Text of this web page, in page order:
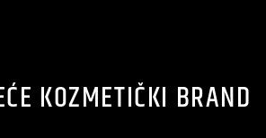
KOZMETIČKI BRAND